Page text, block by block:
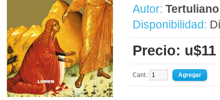
Autor:
Disponibilidad:
Precio: u$11
Cant.: